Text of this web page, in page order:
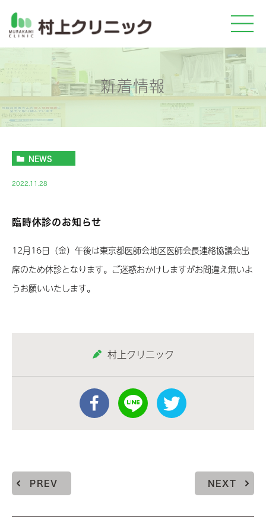
新着情報
NEWS
2022.11.28
臨時休診のお知らせ
12月16日（金）午後は東京都医師会地区医師会長連絡協議会出
席のため休診となります。ご迷惑おかけしますがお間違え無いよ
うお願いいたします。
村上クリニック
PREV NEXT